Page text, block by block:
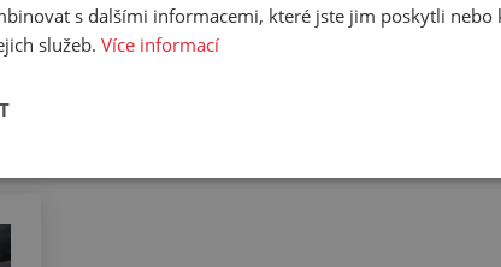
s dalšími informacemi, které jste jim poskytli nebo
služeb. Více informací